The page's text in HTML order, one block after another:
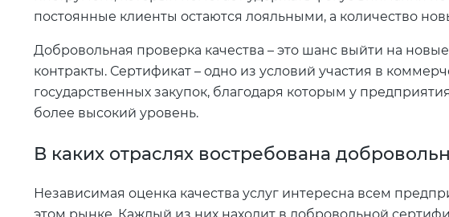
постоянные клиенты остаются лояльными, а количество
Добровольная проверка качества – это шанс выйти на
контракты. Сертификат – одно из условий участия в
государственных закупок, благодаря которым у
более высокий уровень.
В каких отраслях востребована
Независимая оценка качества услуг интересна всем
этом рынке. Каждый из них находит в добровольной